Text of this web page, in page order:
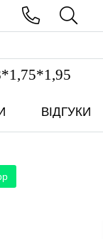
ВІДГУКИ